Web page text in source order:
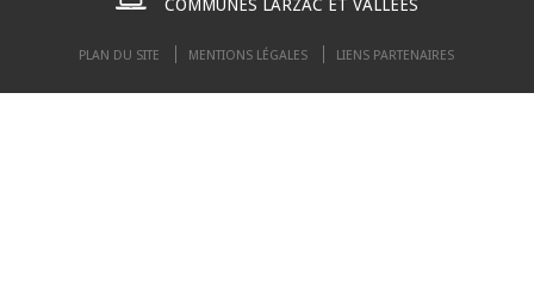
COMMUNES LARZAC ET VALLÉES
PLAN DU SITE MENTIONS LÉGALES LIENS PARTENAIRES